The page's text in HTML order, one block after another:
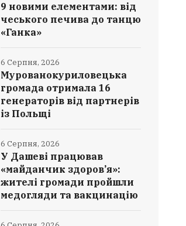
9 новими елементами: від
чеського печива до танцю
«Ганка»
Мурованокуриловецька
громада отримала 16
генераторів від партнерів
із Польщі
6 Серпня, 2026
У Дашеві працював
«майданчик здоров’я»:
жителі громади пройшли
медогляди та вакцинацію
6 Серпня, 2026